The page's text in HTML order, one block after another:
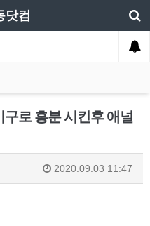
닷컴
로 흥분 시킨후 애널
2020.09.03 11:47